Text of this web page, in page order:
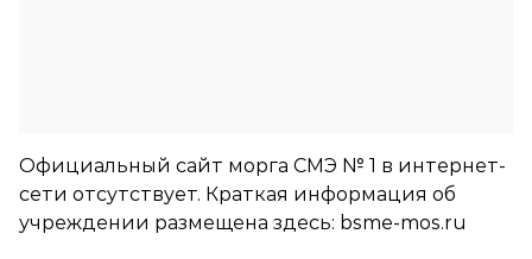
Официальный сайт морга СМЭ № 1 в интернет-
сети отсутствует. Краткая информация об
учреждении размещена здесь: bsme-mos.ru